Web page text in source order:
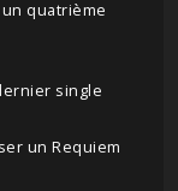
quatrième
single
un Requiem